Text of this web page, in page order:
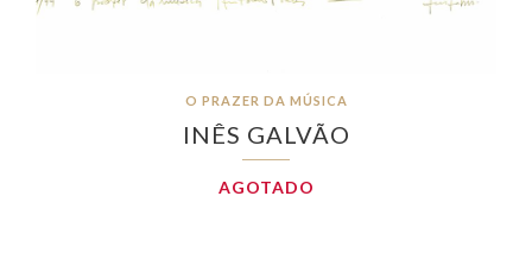
O PRAZER DA MÚSICA
INÊS GALVÃO
AGOTADO